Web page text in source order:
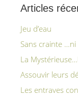
Articles
Jeu d’eau
Sans crainte
La
Assouvir leurs
Les entraves